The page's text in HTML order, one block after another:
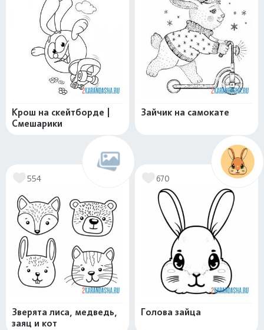
Крош на скейтборде |
Смешарики
Зайчик на самокате
554
Зверята лиса, медведь,
заяц и кот
670
Голова зайца